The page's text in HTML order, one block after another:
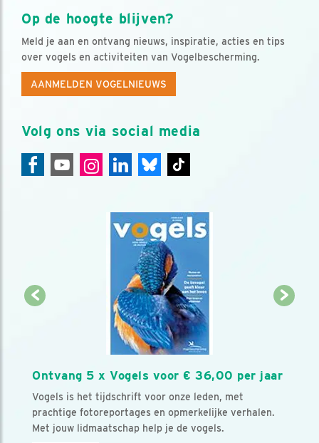
Op de hoogte blijven?
Meld je aan en ontvang nieuws, inspiratie, acties en tips
over vogels en activiteiten van Vogelbescherming.
AANMELDEN VOGELNIEUWS
Volg ons via social media
Ontvang 5 x Vogels voor € 36,00 per jaar
Vogels is het tijdschrift voor onze leden, met
prachtige fotoreportages en opmerkelijke verhalen.
Met jouw lidmaatschap help je de vogels.